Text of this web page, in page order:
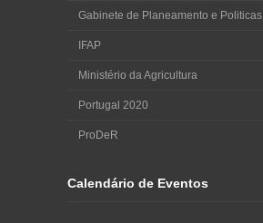
Gabinete de Planeamento e Politicas
IFAP
Ministério da Agricultura
Portugal 2020
ProDeR
Calendário de Eventos